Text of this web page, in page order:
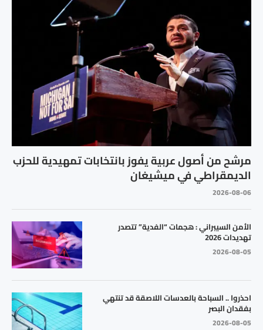
مرشح من أصول عربية يفوز بانتخابات تمهيدية للحزب
الديمقراطي في ميشيغان
2026-08-06
الأمن السيبراني : هجمات “الفدية” تتصدر
تهديدات 2026
2026-08-05
احذروا .. السباحة بالعدسات اللاصقة قد تنتهي
بفقدان البصر
2026-08-05